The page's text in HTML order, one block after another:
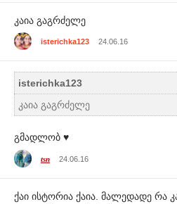
კაია გაგრძელე
isterichka123 24.06.16
isterichka123
კაია გაგრძელე
გმადლობ ♥
tsn 24.06.16
ქაი ისტორია ქაია. მალედადე რა